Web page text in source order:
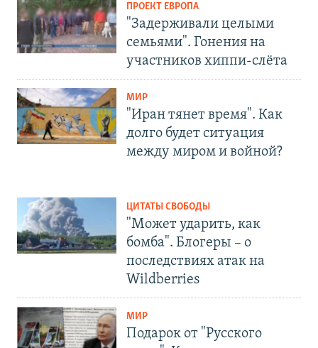
ПРОЕКТ ЕВРОПА
"Задерживали целыми
семьями". Гонения на
участников хиппи-слёта
МИР
"Иран тянет время". Как
долго будет ситуация
между миром и войной?
ЦИТАТЫ СВОБОДЫ
"Может ударить, как
бомба". Блогеры – о
последствиях атак на
Wildberries
МИР
Подарок от "Русского